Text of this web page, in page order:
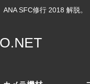
SFC修行 2018 解脱。